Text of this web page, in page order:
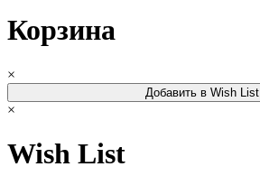
Корзина
×
Добавить в Wish List
×
Wish List